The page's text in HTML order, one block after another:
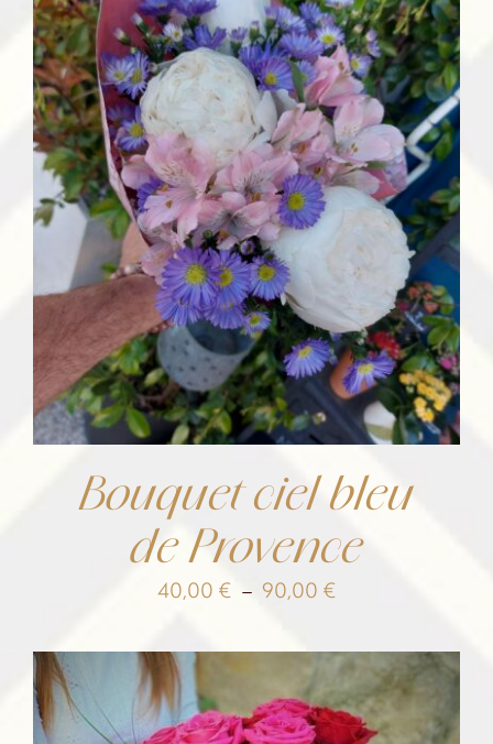
Bouquet ciel bleu
de Provence
40,00 € – 90,00 €Plage
prix :
40,00 €
à